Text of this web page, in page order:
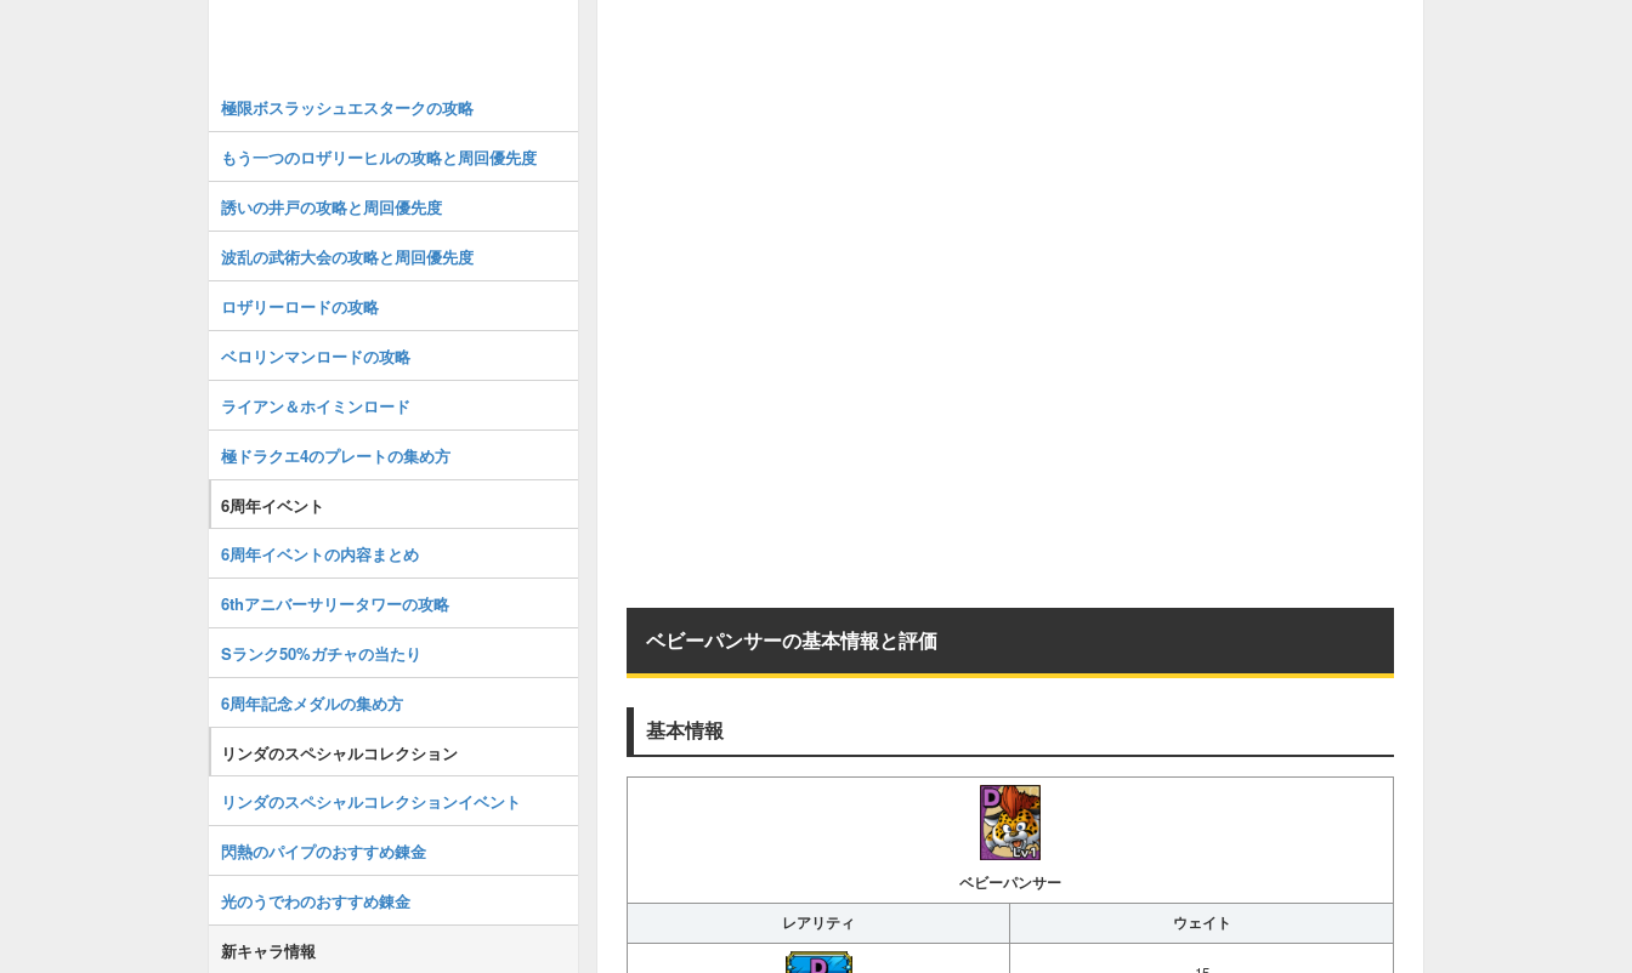
ベビーパンサーの基本情報と評価
基本情報
ベビーパンサー
レアリティ
ウェイト
極限ボスラッシュエスタークの攻略
もう一つのロザリーヒルの攻略と周回優先度
誘いの井戸の攻略と周回優先度
波乱の武術大会の攻略と周回優先度
ロザリーロードの攻略
ベロリンマンロードの攻略
ライアン＆ホイミンロード
極ドラクエ4のプレートの集め方
6周年イベント
6周年イベントの内容まとめ
6thアニバーサリータワーの攻略
Sランク50%ガチャの当たり
6周年記念メダルの集め方
リンダのスペシャルコレクション
リンダのスペシャルコレクションイベント
閃熱のパイプのおすすめ錬金
光のうでわのおすすめ錬金
新キャラ情報